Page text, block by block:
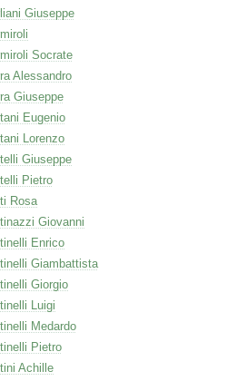
Giuseppe
Socrate
Alessandro
Giuseppe
Eugenio
Lorenzo
Giuseppe
Pietro
Rosa
Giovanni
Enrico
Giambattista
Giorgio
Luigi
Medardo
Pietro
Achille